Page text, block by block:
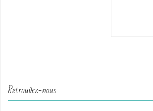
Retrouvez-nous